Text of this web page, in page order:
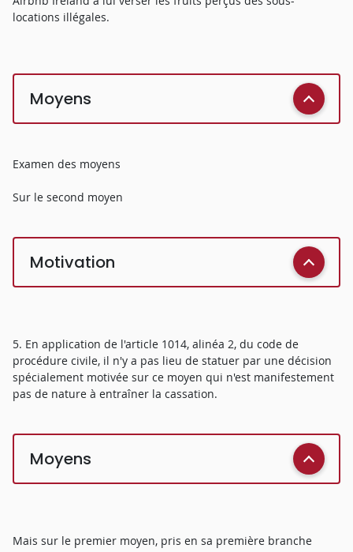
locations illégales.
Moyens
Examen des moyens
Sur le second moyen
Motivation
5. En application de l'article 1014, alinéa 2, du code de
procédure civile, il n'y a pas lieu de statuer par une décision
spécialement motivée sur ce moyen qui n'est manifestement
pas de nature à entraîner la cassation.
Moyens
Mais sur le premier moyen, pris en sa première branche